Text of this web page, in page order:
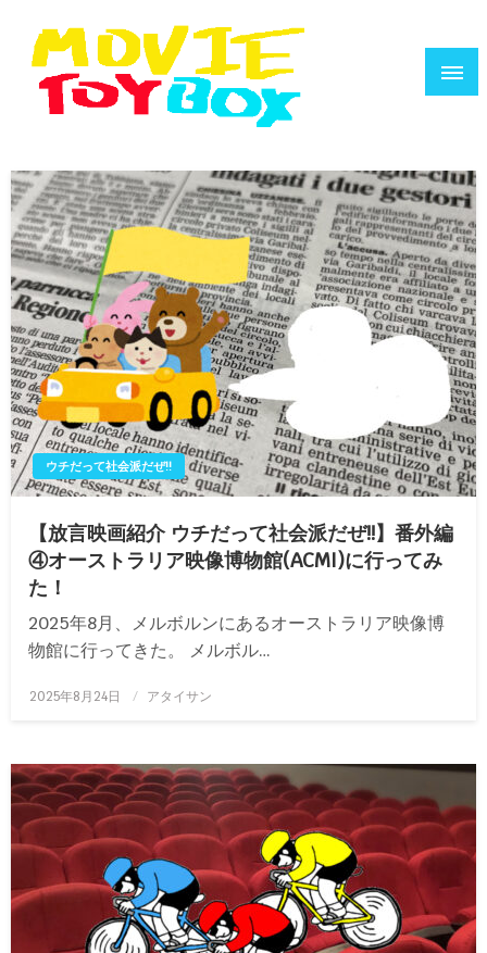
ス
キ
プ
ウチだって社会派だぜ!!
【放言映画紹介 ウチだって社会派だぜ!!】番外編
④オーストラリア映像博物館(ACMI)に行ってみ
た！
2025年8月、メルボルンにあるオーストラリア映像博
物館に行ってきた。 メルボル…
投
2025年8月24日 アタイサン